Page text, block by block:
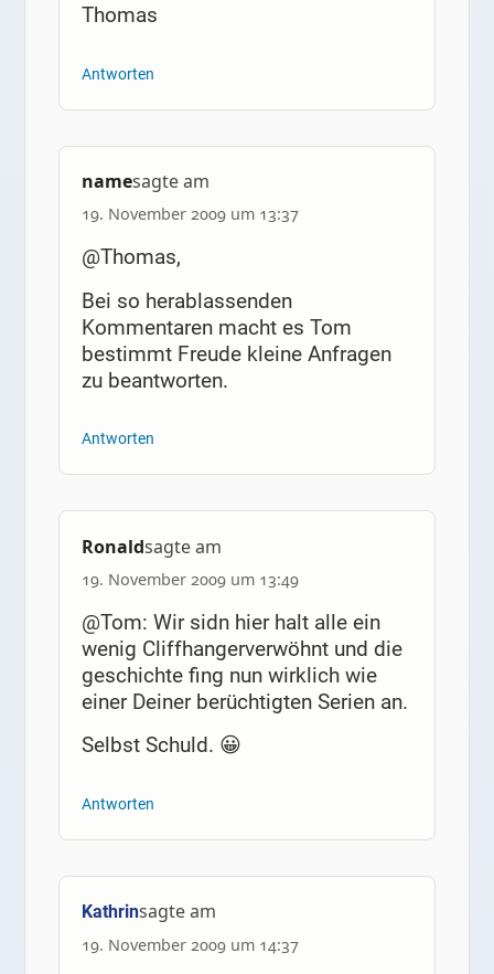
Thomas
Antworten
namesagte am
19. November 2009 um 13:37
@Thomas,
Bei so herablassenden
Kommentaren macht es Tom
bestimmt Freude kleine Anfragen
zu beantworten.
Antworten
Ronaldsagte am
19. November 2009 um 13:49
@Tom: Wir sidn hier halt alle ein
wenig Cliffhangerverwöhnt und die
geschichte fing nun wirklich wie
einer Deiner berüchtigten Serien an.
Selbst Schuld. 😀
Antworten
Kathrinsagte am
19. November 2009 um 14:37